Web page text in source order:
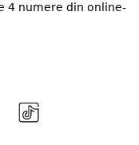
4 numere din online-